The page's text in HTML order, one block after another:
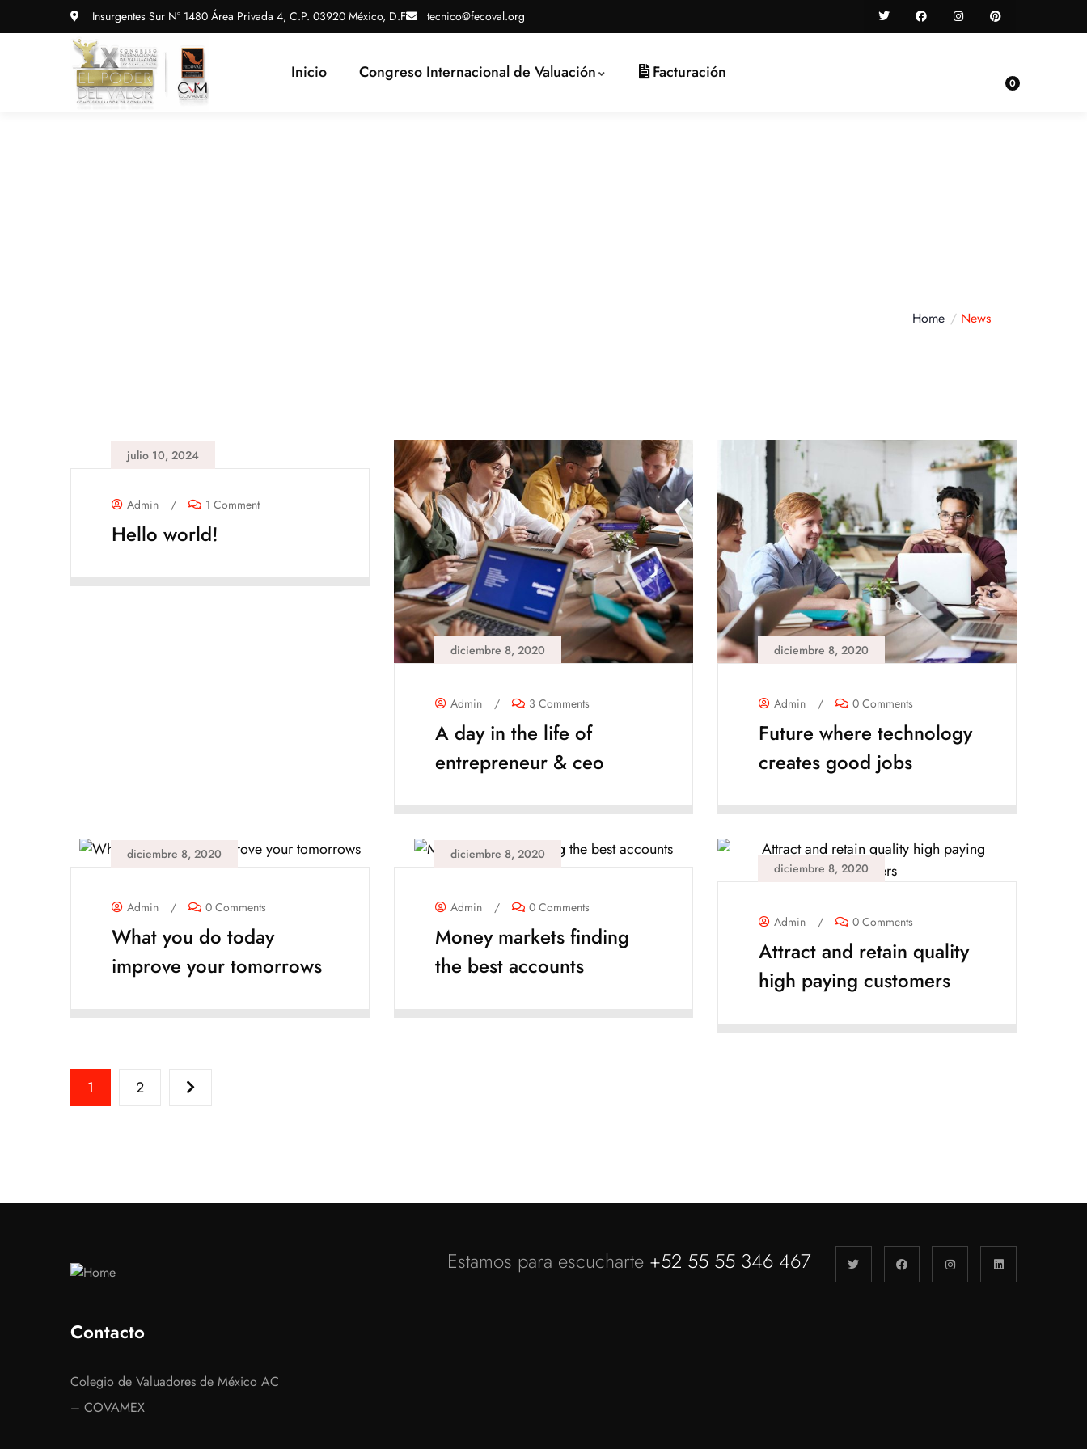
Insurgentes Sur N° 1480 Área Privada 4, C.P. 03920 México, D.F tecnico@fecoval.org
Inicio Congreso Internacional de Valuación Facturación
0
Home News
julio 10, 2024
Admin / 1 Comment
Hello world!
diciembre 8, 2020
Admin / 3 Comments
A day in the life of
entrepreneur & ceo
diciembre 8, 2020
Admin / 0 Comments
Future where technology
creates good jobs
diciembre 8, 2020
Admin / 0 Comments
What you do today
improve your tomorrows
diciembre 8, 2020
Admin / 0 Comments
Money markets finding
the best accounts
diciembre 8, 2020
Admin / 0 Comments
Attract and retain quality
high paying customers
1 2
Estamos para escucharte +52 55 55 346 467
Contacto
Colegio de Valuadores de México AC
– COVAMEX